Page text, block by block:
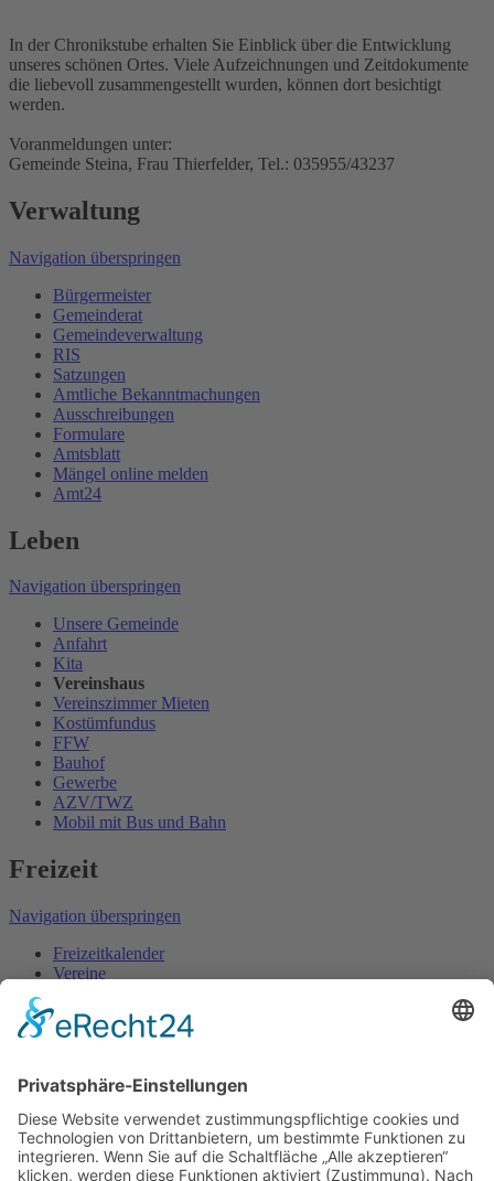
In der Chronikstube erhalten Sie Einblick über die Entwicklung
unseres schönen Ortes. Viele Aufzeichnungen und Zeitdokumente
die liebevoll zusammengestellt wurden, können dort besichtigt
werden.
Voranmeldungen unter:
Gemeinde Steina, Frau Thierfelder, Tel.: 035955/43237
Verwaltung
Navigation überspringen
Bürgermeister
Gemeinderat
Gemeindeverwaltung
RIS
Satzungen
Amtliche Bekanntmachungen
Ausschreibungen
Formulare
Amtsblatt
Mängel online melden
Amt24
Leben
Navigation überspringen
Unsere Gemeinde
Anfahrt
Kita
Vereinshaus
Vereinszimmer Mieten
Kostümfundus
FFW
Bauhof
Gewerbe
AZV/TWZ
Mobil mit Bus und Bahn
Freizeit
Navigation überspringen
Freizeitkalender
Vereine
Wintersport
Sportstätten
Sehenswertes
Touristikinformation